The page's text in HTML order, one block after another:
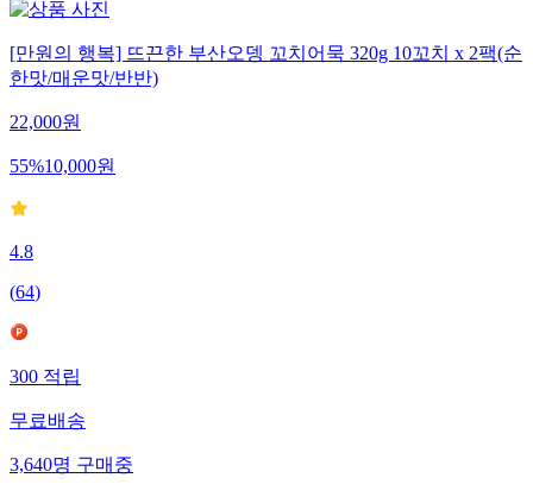
[만원의 행복] 뜨끈한 부산오뎅 꼬치어묵 320g 10꼬치 x 2팩(순
한맛/매운맛/반반)
22,000원
55%10,000원
4.8
(64)
300적립
무료배송
3,640명구매중